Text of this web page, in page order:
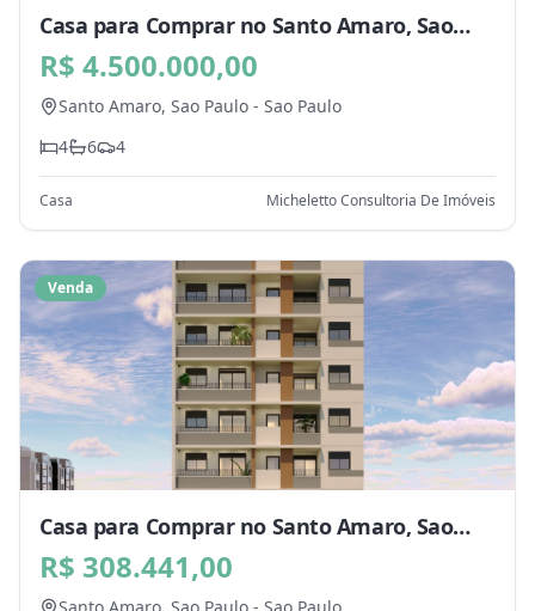
Casa para Comprar no Santo Amaro, Sao
Paulo - SP
R$ 4.500.000,00
Santo Amaro, Sao Paulo - Sao Paulo
4
6 4
Casa Micheletto Consultoria De Imóveis
Venda
Casa para Comprar no Santo Amaro, Sao
Paulo - SP
R$ 308.441,00